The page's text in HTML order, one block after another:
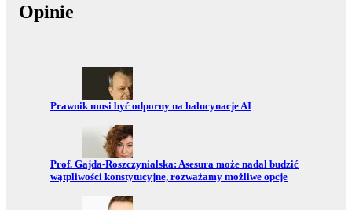
Opinie
Przejdź do:
Prawnik musi być odporny na halucynacje AI
Przejdź do:
Prof. Gajda-Roszczynialska: Asesura może nadal budzić
wątpliwości konstytucyjne, rozważamy możliwe opcje